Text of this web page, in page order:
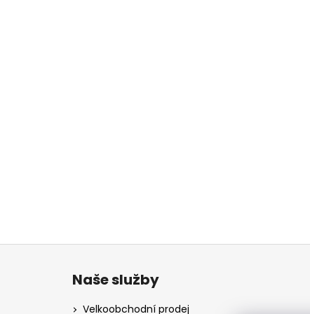
Naše služby
Velkoobchodní prodej